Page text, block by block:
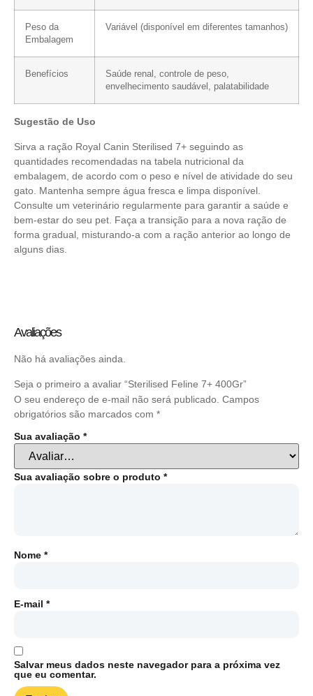
Peso da
Embalagem
Variável (disponível em diferentes tamanhos)
Benefícios
Saúde renal, controle de peso,
envelhecimento saudável, palatabilidade
Sugestão de Uso
Sirva a ração Royal Canin Sterilised 7+ seguindo as
quantidades recomendadas na tabela nutricional da
embalagem, de acordo com o peso e nível de atividade do seu
gato. Mantenha sempre água fresca e limpa disponível.
Consulte um veterinário regularmente para garantir a saúde e
bem-estar do seu pet. Faça a transição para a nova ração de
forma gradual, misturando-a com a ração anterior ao longo de
alguns dias.
Avaliações
Não há avaliações ainda.
Seja o primeiro a avaliar “Sterilised Feline 7+ 400Gr”
O seu endereço de e-mail não será publicado. Campos
obrigatórios são marcados com *
Sua avaliação *
Sua avaliação sobre o produto *
Nome *
E-mail *
Salvar meus dados neste navegador para a próxima vez
que eu comentar.